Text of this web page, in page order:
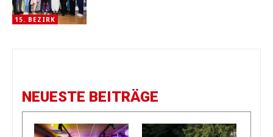
15. BEZIRK
NEUESTE BEITRÄGE